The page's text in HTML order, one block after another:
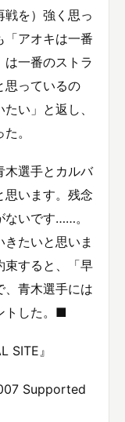
戦を）強く思っ
「アオキは一番
一番のストラ
思っているの
い」と返し、
。
木選手とカルバ
思います。残念
ないです……。
たいと思いま
束すると、「早
、青木選手には
トした。■
SITE』
Supported